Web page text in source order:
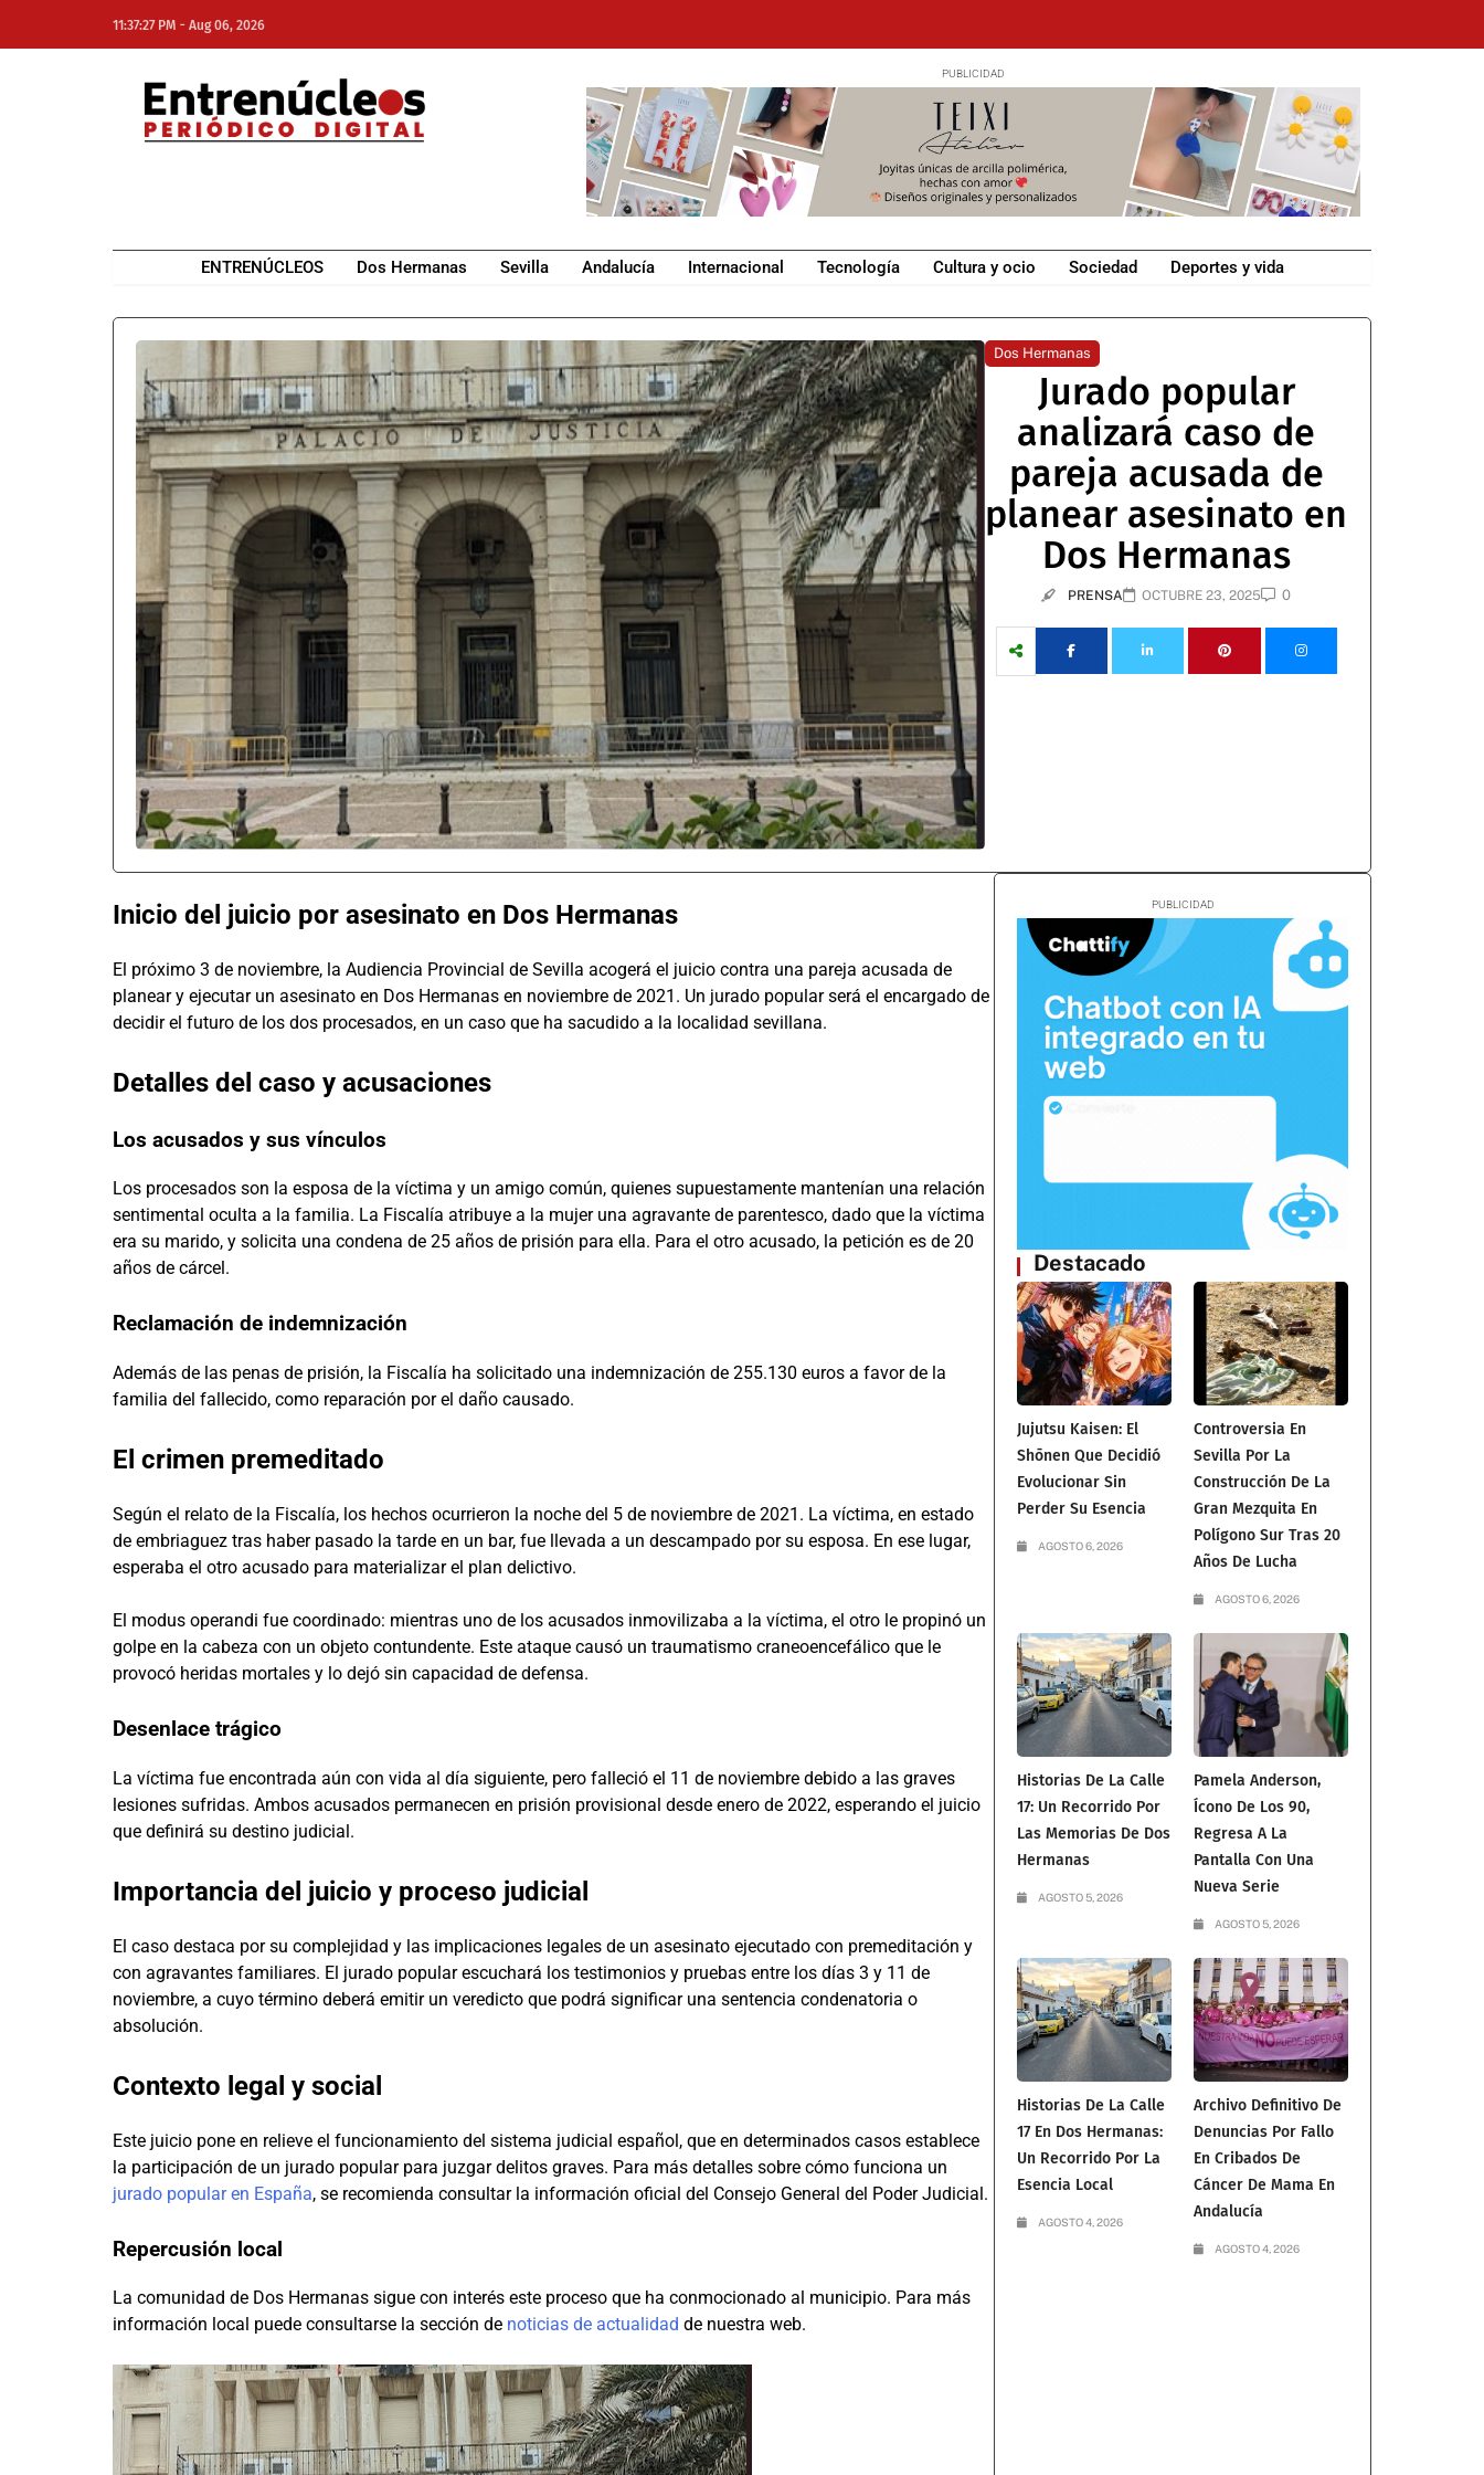
11:37:27 PM - Aug 06, 2026
ENTRENÚCLEOS Dos Hermanas Sevilla Andalucía Internacional Tecnología Cultura y ocio Sociedad Deportes y vida
Dos Hermanas
Jurado popular
analizará caso de
pareja acusada de
planear asesinato en
Dos Hermanas
PRENSA OCTUBRE 23, 2025 0
Inicio del juicio por asesinato en Dos Hermanas
El próximo 3 de noviembre, la Audiencia Provincial de Sevilla acogerá el juicio contra una pareja acusada de
planear y ejecutar un asesinato en Dos Hermanas en noviembre de 2021. Un jurado popular será el encargado de
decidir el futuro de los dos procesados, en un caso que ha sacudido a la localidad sevillana.
Detalles del caso y acusaciones
Los acusados y sus vínculos
Los procesados son la esposa de la víctima y un amigo común, quienes supuestamente mantenían una relación
sentimental oculta a la familia. La Fiscalía atribuye a la mujer una agravante de parentesco, dado que la víctima
era su marido, y solicita una condena de 25 años de prisión para ella. Para el otro acusado, la petición es de 20
años de cárcel.
Reclamación de indemnización
Además de las penas de prisión, la Fiscalía ha solicitado una indemnización de 255.130 euros a favor de la
familia del fallecido, como reparación por el daño causado.
El crimen premeditado
Según el relato de la Fiscalía, los hechos ocurrieron la noche del 5 de noviembre de 2021. La víctima, en estado
de embriaguez tras haber pasado la tarde en un bar, fue llevada a un descampado por su esposa. En ese lugar,
esperaba el otro acusado para materializar el plan delictivo.
El modus operandi fue coordinado: mientras uno de los acusados inmovilizaba a la víctima, el otro le propinó un
golpe en la cabeza con un objeto contundente. Este ataque causó un traumatismo craneoencefálico que le
provocó heridas mortales y lo dejó sin capacidad de defensa.
Desenlace trágico
La víctima fue encontrada aún con vida al día siguiente, pero falleció el 11 de noviembre debido a las graves
lesiones sufridas. Ambos acusados permanecen en prisión provisional desde enero de 2022, esperando el juicio
que definirá su destino judicial.
Importancia del juicio y proceso judicial
El caso destaca por su complejidad y las implicaciones legales de un asesinato ejecutado con premeditación y
con agravantes familiares. El jurado popular escuchará los testimonios y pruebas entre los días 3 y 11 de
noviembre, a cuyo término deberá emitir un veredicto que podrá significar una sentencia condenatoria o
absolución.
Contexto legal y social
Este juicio pone en relieve el funcionamiento del sistema judicial español, que en determinados casos establece
la participación de un jurado popular para juzgar delitos graves. Para más detalles sobre cómo funciona un
jurado popular en España, se recomienda consultar la información oficial del Consejo General del Poder Judicial.
Repercusión local
La comunidad de Dos Hermanas sigue con interés este proceso que ha conmocionado al municipio. Para más
información local puede consultarse la sección de noticias de actualidad de nuestra web.
Destacado
Jujutsu Kaisen: El
Shōnen Que Decidió
Evolucionar Sin
Perder Su Esencia
AGOSTO 6, 2026
Controversia En
Sevilla Por La
Construcción De La
Gran Mezquita En
Polígono Sur Tras 20
Años De Lucha
AGOSTO 6, 2026
Historias De La Calle
17: Un Recorrido Por
Las Memorias De Dos
Hermanas
AGOSTO 5, 2026
Pamela Anderson,
Ícono De Los 90,
Regresa A La
Pantalla Con Una
Nueva Serie
AGOSTO 5, 2026
Historias De La Calle
17 En Dos Hermanas:
Un Recorrido Por La
Esencia Local
AGOSTO 4, 2026
Archivo Definitivo De
Denuncias Por Fallo
En Cribados De
Cáncer De Mama En
Andalucía
AGOSTO 4, 2026